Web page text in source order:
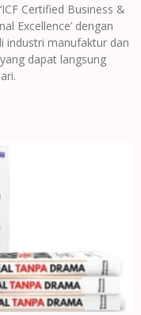
Certified Business &
Excellence’ dengan
industri manufaktur dan
dapat langsung